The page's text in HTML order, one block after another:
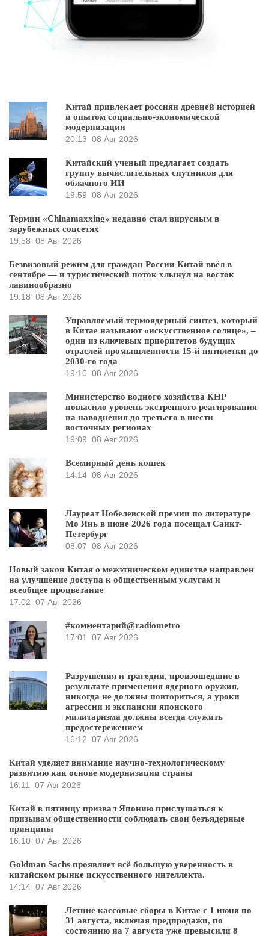
Китай привлекает россиян древней историей
и опытом социально-экономической
модернизации
20:13 08 Авг 2026
Китайский ученый предлагает создать
группу вычислительных спутников для
облачного ИИ
19:59 08 Авг 2026
Термин «Chinamaxxing» недавно стал вирусным в
зарубежных соцсетях
19:58 08 Авг 2026
Безвизовый режим для граждан России Китай ввёл в
сентябре — и туристический поток хлынул на восток
лавинообразно
19:18 08 Авг 2026
Управляемый термоядерный синтез, который
в Китае называют «искусственное солнце», –
один из ключевых приоритетов будущих
отраслей промышленности 15-й пятилетки до
2030-го года
19:10 08 Авг 2026
Министерство водного хозяйства КНР
повысило уровень экстренного реагирования
на наводнения до третьего в шести
восточных регионах
19:09 08 Авг 2026
Всемирный день кошек
14:14 08 Авг 2026
Лауреат Нобелевской премии по литературе
Мо Янь в июне 2026 года посещал Санкт-
Петербург
08:07 08 Авг 2026
Новый закон Китая о межэтническом единстве направлен
на улучшение доступа к общественным услугам и
всеобщее процветание
17:02 07 Авг 2026
#комментарий@radiometro
17:01
07 Авг 2026
Разрушения и трагедии, произошедшие в
результате применения ядерного оружия,
никогда не должны повториться, а уроки
агрессии и экспансии японского
милитаризма должны всегда служить
предостережением
16:12 07 Авг 2026
Китай уделяет внимание научно-технологическому
развитию как основе модернизации страны
16:11
07 Авг 2026
Китай в пятницу призвал Японию прислушаться к
призывам общественности соблюдать свои безъядерные
принципы
16:10 07 Авг 2026
Goldman Sachs проявляет всё большую уверенность в
китайском рынке искусственного интеллекта.
14:14 07 Авг 2026
Летние кассовые сборы в Китае с 1 июня по
31 августа, включая предпродажи, по
состоянию на 7 августа уже превысили 8